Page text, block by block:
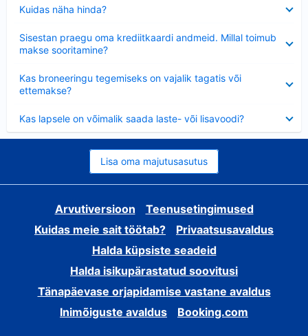
Kuidas näha hinda?
Sisestan praegu oma krediitkaardi andmeid. Millal toimub
makse sooritamine?
Kas broneeringu tegemiseks on vajalik tagatis või
ettemakse?
Kas lapsele on võimalik saada laste- või lisavoodi?
Lisa oma majutusasutus
Arvutiversioon
Teenusetingimused
Kuidas meie sait töötab?
Privaatsusavaldus
Halda küpsiste seadeid
Halda isikupärastatud soovitusi
Tänapäevase orjapidamise vastane avaldus
Inimõiguste avaldus
Booking.com